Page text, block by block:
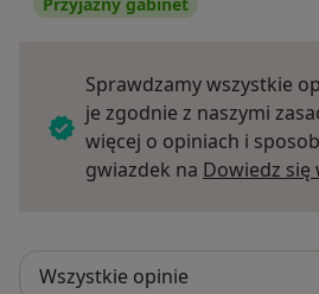
Przyjazny gabinet
Sprawdzamy wszystkie
je zgodnie z naszymi
więcej o opiniach i
gwiazdek na Dowiedz się